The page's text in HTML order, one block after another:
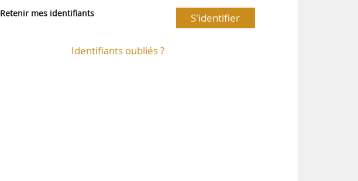
Retenir mes identifiants S'identifier
Identifiants oubliés ?